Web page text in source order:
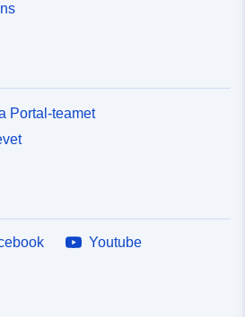
Portal-teamet
Youtube